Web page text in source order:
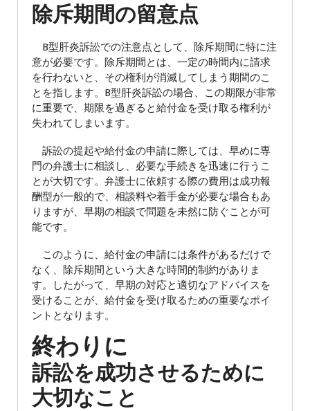
除斥期間の留意点
B型肝炎訴訟での注意点として、除斥期間に特に注
意が必要です。除斥期間とは、一定の時間内に請求
を行わないと、その権利が消滅してしまう期間のこ
とを指します。B型肝炎訴訟の場合、この期限が非常
に重要で、期限を過ぎると給付金を受け取る権利が
失われてしまいます。
訴訟の提起や給付金の申請に際しては、早めに専
門の弁護士に相談し、必要な手続きを迅速に行うこ
とが大切です。弁護士に依頼する際の費用は成功報
酬型が一般的で、相談料や着手金が必要な場合もあ
りますが、早期の相談で問題を未然に防ぐことが可
能です。
このように、給付金の申請には条件があるだけで
なく、除斥期間という大きな時間的制約がありま
す。したがって、早期の対応と適切なアドバイスを
受けることが、給付金を受け取るための重要なポイ
ントとなります。
終わりに
訴訟を成功させるために
大切なこと